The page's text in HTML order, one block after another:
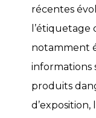
récentes
l’étiquetage
notamment
informations
produits